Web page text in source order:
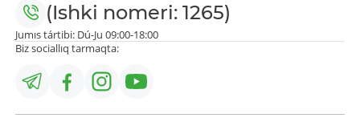
(Ishki nomeri: 1265)
Jumıs tártibi: Dú-Ju 09:00-18:00
Biz sociallıq tarmaqta: